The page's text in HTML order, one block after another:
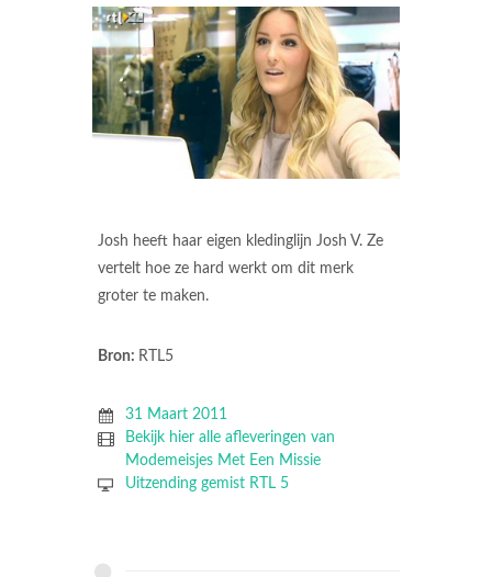
Josh heeft haar eigen kledinglijn Josh V. Ze
vertelt hoe ze hard werkt om dit merk
groter te maken.
Bron: RTL5
31 Maart 2011
Bekijk hier alle afleveringen van
Modemeisjes Met Een Missie
Uitzending gemist RTL 5